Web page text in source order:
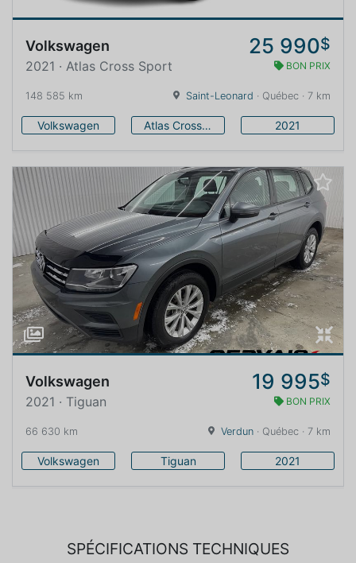
Volkswagen 25 990$
2021 · Atlas Cross Sport BON PRIX
148 585 km Saint-Leonard · Québec · 7 km
Volkswagen Atlas Cross Sport 2021
Volkswagen 19 995$
2021 · Tiguan BON PRIX
66 630 km Verdun · Québec · 7 km
Volkswagen Tiguan 2021
SPÉCIFICATIONS TECHNIQUES